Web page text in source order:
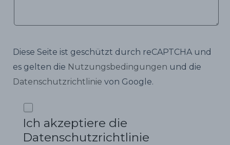
Diese Seite ist geschützt durch reCAPTCHA und
es gelten die Nutzungsbedingungen und die
Datenschutzrichtlinie von Google.
Ich akzeptiere die
Datenschutzrichtlinie